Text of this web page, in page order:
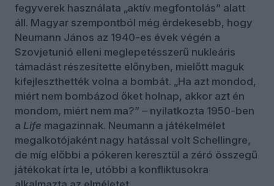
fegyverek használata „aktív megfontolás” alatt
áll. Magyar szempontból még érdekesebb, hogy
Neumann János az 1940-es évek végén a
Szovjetunió elleni meglepetésszerű nukleáris
támadást részesítette előnyben, mielőtt maguk
kifejleszthették volna a bombát. „Ha azt mondod,
miért nem bombázod őket holnap, akkor azt én
mondom, miért nem ma?” – nyilatkozta 1950-ben
a Life magazinnak. Neumann a játékelmélet
megalkotójaként nagy hatással volt Schellingre,
de míg előbbi a pókeren keresztül a zéró összegű
játékokat írta le, utóbbi a konfliktusokra